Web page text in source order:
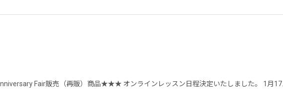
Fair販売（再販）商品★★★ オンラインレッスン日程決定いたしました。 1月17…